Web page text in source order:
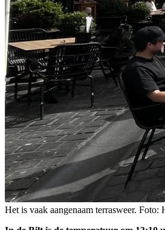
Het is vaak aangenaam terrasweer. Foto: